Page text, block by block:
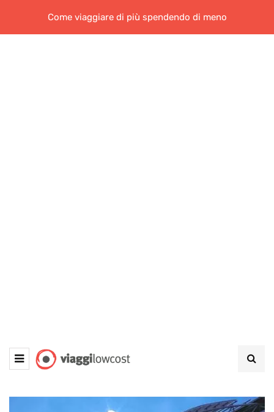
Come viaggiare di più spendendo di meno